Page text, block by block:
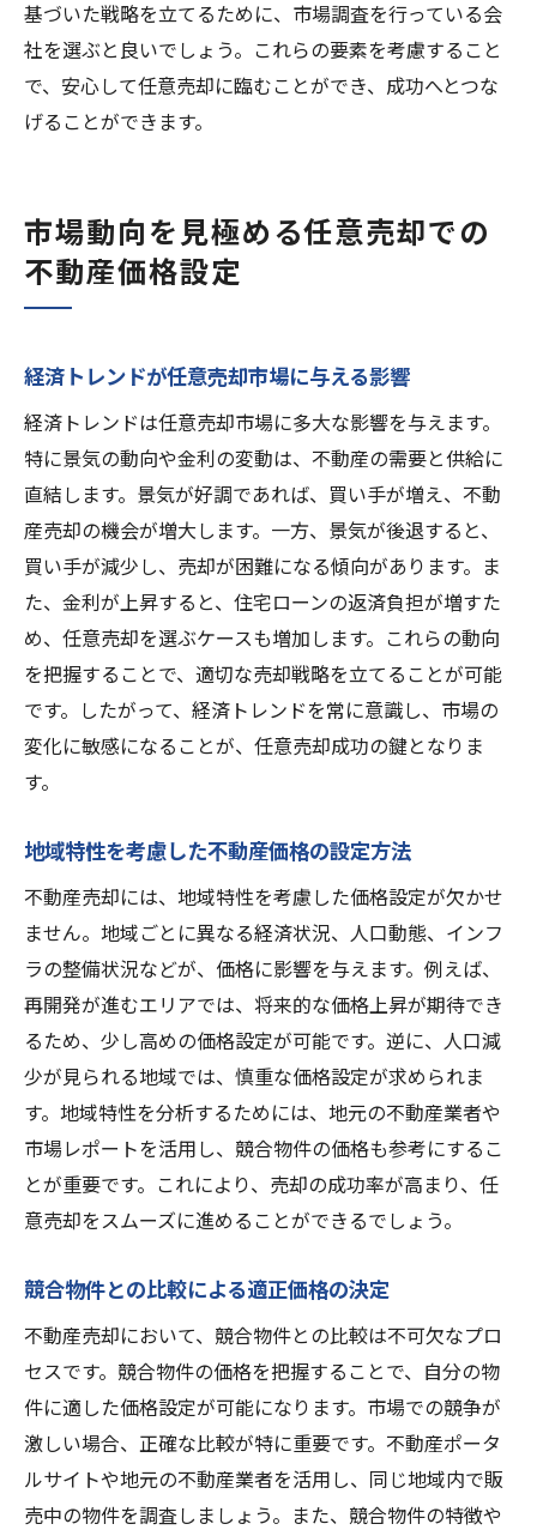
基づいた戦略を立てるために、市場調査を行っている会
社を選ぶと良いでしょう。これらの要素を考慮すること
で、安心して任意売却に臨むことができ、成功へとつな
げることができます。
市場動向を見極める任意売却での
不動産価格設定
経済トレンドが任意売却市場に与える影響
経済トレンドは任意売却市場に多大な影響を与えます。
特に景気の動向や金利の変動は、不動産の需要と供給に
直結します。景気が好調であれば、買い手が増え、不動
産売却の機会が増大します。一方、景気が後退すると、
買い手が減少し、売却が困難になる傾向があります。ま
た、金利が上昇すると、住宅ローンの返済負担が増すた
め、任意売却を選ぶケースも増加します。これらの動向
を把握することで、適切な売却戦略を立てることが可能
です。したがって、経済トレンドを常に意識し、市場の
変化に敏感になることが、任意売却成功の鍵となりま
す。
地域特性を考慮した不動産価格の設定方法
不動産売却には、地域特性を考慮した価格設定が欠かせ
ません。地域ごとに異なる経済状況、人口動態、インフ
ラの整備状況などが、価格に影響を与えます。例えば、
再開発が進むエリアでは、将来的な価格上昇が期待でき
るため、少し高めの価格設定が可能です。逆に、人口減
少が見られる地域では、慎重な価格設定が求められま
す。地域特性を分析するためには、地元の不動産業者や
市場レポートを活用し、競合物件の価格も参考にするこ
とが重要です。これにより、売却の成功率が高まり、任
意売却をスムーズに進めることができるでしょう。
競合物件との比較による適正価格の決定
不動産売却において、競合物件との比較は不可欠なプロ
セスです。競合物件の価格を把握することで、自分の物
件に適した価格設定が可能になります。市場での競争が
激しい場合、正確な比較が特に重要です。不動産ポータ
ルサイトや地元の不動産業者を活用し、同じ地域内で販
売中の物件を調査しましょう。また、競合物件の特徴や